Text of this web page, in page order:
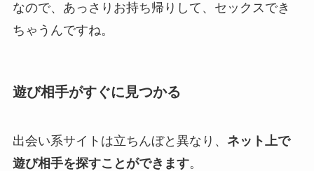
なので、あっさりお持ち帰りして、セックスでき
ちゃうんですね。
遊び相手がすぐに見つかる
出会い系サイトは立ちんぼと異なり、 ネット上で
遊び相手を探すことができます。